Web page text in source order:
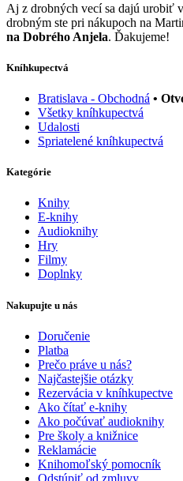
Aj z drobných vecí sa dajú urobiť
drobným ste pri nákupoch na
na Dobrého Anjela. Ďakujeme!
Kníhkupectvá
Bratislava - Obchodná •
Všetky kníhkupectvá
Udalosti
Spriatelené kníhkupectvá
Kategórie
Knihy
E-knihy
Audioknihy
Hry
Filmy
Doplnky
Nakupujte u nás
Doručenie
Platba
Prečo práve u nás?
Najčastejšie otázky
Rezervácia v kníhkupectve
Ako čítať e-knihy
Ako počúvať audioknihy
Pre školy a knižnice
Reklamácie
Knihomoľský pomocník
Odstúpiť od zmluvy